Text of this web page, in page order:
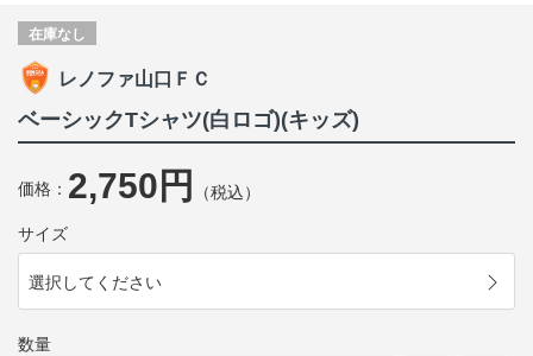
在庫なし
レノファ山口ＦＣ
ベーシックTシャツ(白ロゴ)(キッズ)
価格： 2,750円 （税込）
サイズ
選択してください
数量